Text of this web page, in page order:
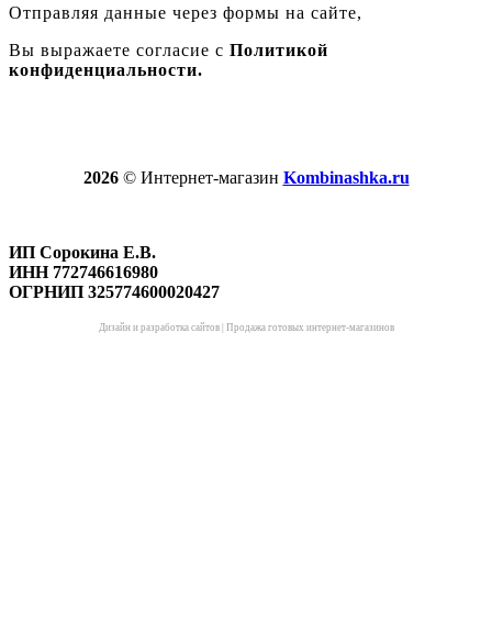
Отправляя данные через формы на сайте,
Вы выражаете согласие с Политикой
конфиденциальности.
2026© Интернет-магазин Kombinashka.ru
ИП Сорокина Е.В.
ИНН 772746616980
ОГРНИП 325774600020427
Дизайн и разработка сайтов| Продажа готовых интернет-магазинов